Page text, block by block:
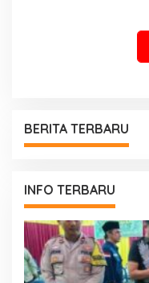
BERITA TERBARU
INFO TERBARU